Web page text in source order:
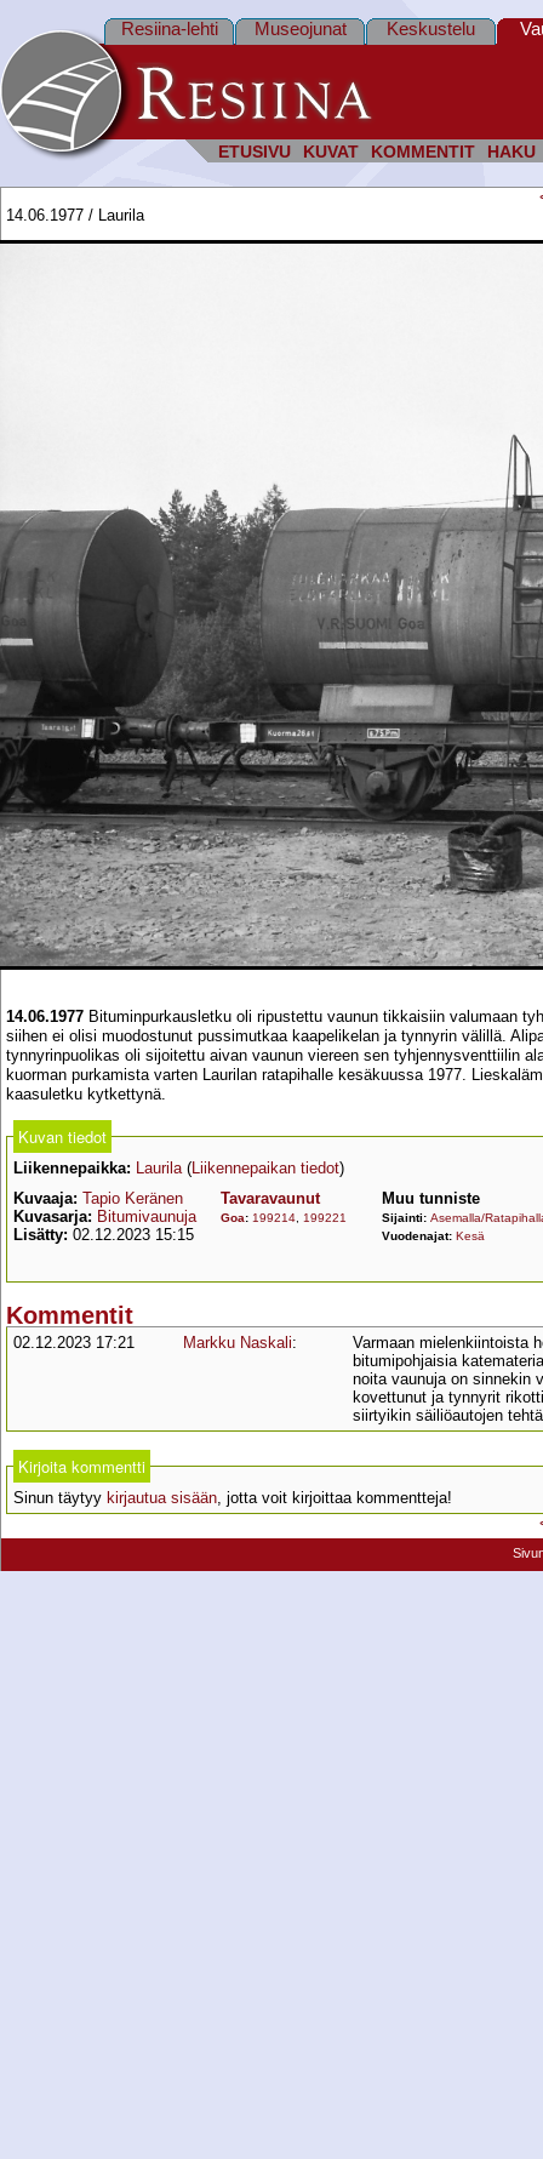
ETUSIVU KUVAT KOMMENTIT HAKU
Resiina-lehti Museojunat Keskustelu
14.06.1977 / Laurila
14.06.1977 Bituminpurkausletku oli ripustettu vaunun tikkaisiin valumaan
siihen ei olisi muodostunut pussimutkaa kaapelikelan ja tynnyrin välillä.
tynnyrinpuolikas oli sijoitettu aivan vaunun viereen sen tyhjennysventtiilin
kuorman purkamista varten Laurilan ratapihalle kesäkuussa 1977.
kaasuletku kytkettynä.
Kuvan tiedot
Liikennepaikka: Laurila ( Liikennepaikan tiedot)
Kuvaaja: Tapio Keränen
Kuvasarja: Bitumivaunuja
Lisätty: 02.12.2023 15:15
Tavaravaunut
Goa: 199214 199221
Muu tunniste
Sijainti: Asemalla/
Vuodenajat: Kesä
Kommentit
02.12.2023 17:21 Markku Naskali:
Varmaan mielenkiintoista
bitumipohjaisia
noita vaunuja on sinnekin
kovettunut ja tynnyrit
siirtyikin säiliöautojen
Kirjoita kommentti
Sinun täytyy kirjautua sisään , jotta voit kirjoittaa kommentteja!